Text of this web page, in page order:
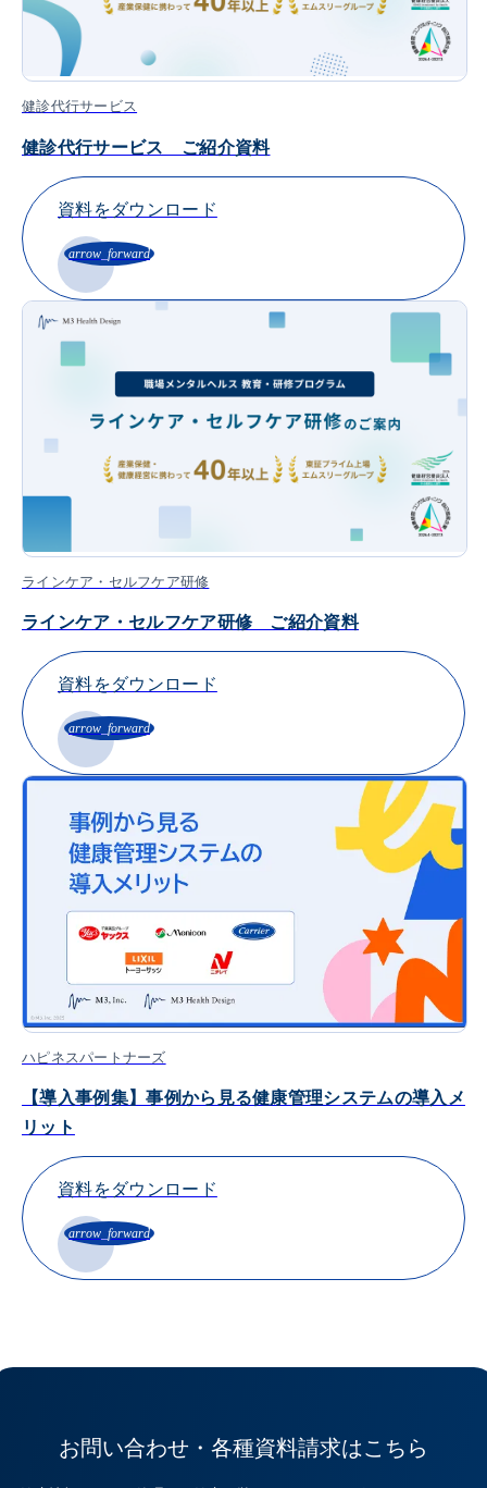
健診代行サービス
健診代行サービス ご紹介資料
資料をダウンロード
arrow_forward
ラインケア・セルフケア研修
ラインケア・セルフケア研修 ご紹介資料
資料をダウンロード
arrow_forward
ハピネスパートナーズ
【導入事例集】事例から見る健康管理システムの導入メ
リット
資料をダウンロード
arrow_forward
お問い合わせ・各種資料請求はこちら